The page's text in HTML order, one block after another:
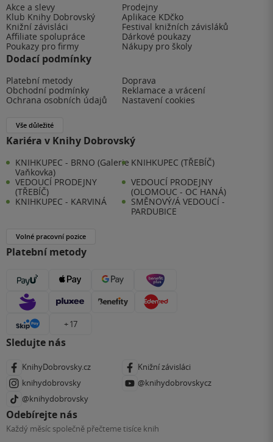
Akce a slevy
Prodejny
Klub Knihy Dobrovský
Aplikace KDčko
Knižní závisláci
Festival knižních závisláků
Affiliate spolupráce
Dárkové poukazy
Poukazy pro firmy
Nákupy pro školy
Dodací podmínky
Platební metody
Doprava
Obchodní podmínky
Reklamace a vrácení
Ochrana osobních údajů
Nastavení cookies
Vše důležité
Kariéra v Knihy Dobrovský
KNIHKUPEC - BRNO (Galerie
Vaňkovka)
KNIHKUPEC (TŘEBÍČ)
VEDOUCÍ PRODEJNY
(TŘEBÍČ)
VEDOUCÍ PRODEJNY
(OLOMOUC - OC HANÁ)
KNIHKUPEC - KARVINÁ
SMĚNOVÝ/Á VEDOUCÍ -
PARDUBICE
Volné pracovní pozice
Platební metody
+ 17
Sledujte nás
KnihyDobrovsky.cz
Knižní závisláci
knihydobrovsky
@knihydobrovskycz
@knihydobrovsky
Odebírejte nás
Každý měsíc společně přečteme tisíce knih